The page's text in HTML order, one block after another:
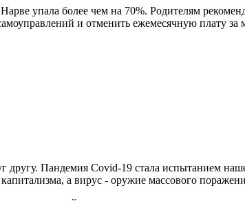
упала более чем на 70%. Родителям
и отменить ежемесячную плату за
другу. Пандемия Covid-19 стала испытанием
а вирус - оружие массового